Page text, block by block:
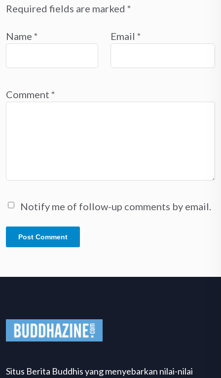
Required fields are marked *
Name * Email *
Comment *
Notify me of follow-up comments by email.
Situs Berita Buddhis yang menyebarkan nilai-nilai